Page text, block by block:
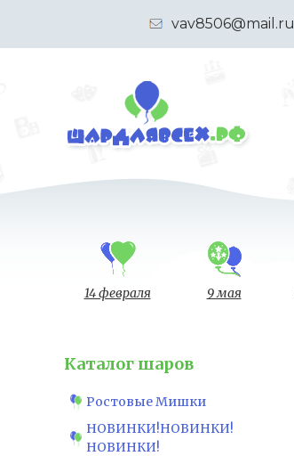
vav8506@mail.ru
14 февраля 9 мая
Каталог шаров
Ростовые Мишки
НОВИНКИ!НОВИНКИ!
НОВИНКИ!